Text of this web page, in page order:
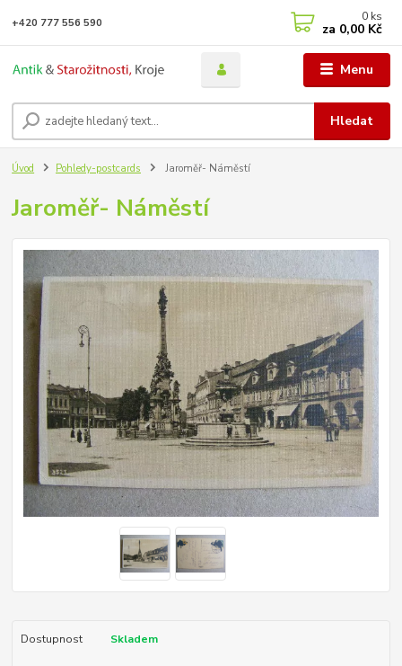
Menu
Hledat
+420 777 556 590 0 ks
za 0,00 Kč
Úvod Pohledy-postcards Jaroměř- Náměstí
Jaroměř- Náměstí
Dostupnost Skladem